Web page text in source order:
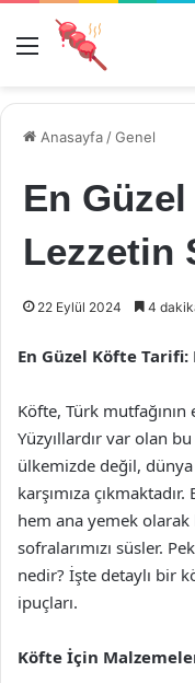
Menü
Anasayfa /Genel
En
Lezzetin
22 Eylül 2024 4
En Güzel Köfte Tarifi:
Köfte, Türk
Yüzyıllardır var olan
ülkemizde değil,
karşımıza
hem ana yemek olarak
sofralarımızı süsler.
nedir? İşte detaylı bir
ipuçları.
Köfte İçin